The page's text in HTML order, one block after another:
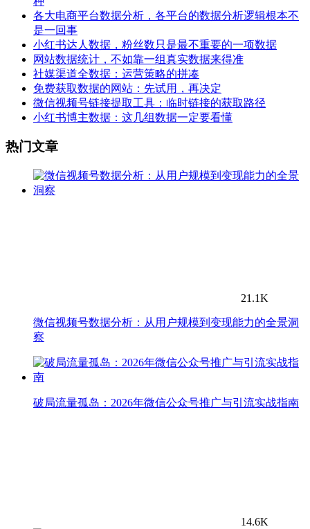
各大电商平台数据分析，各平台的数据分析逻辑根本不
是一回事
小红书达人数据，粉丝数只是最不重要的一项数据
网站数据统计，不如靠一组真实数据来得准
社媒渠道全数据：运营策略的拼凑
免费获取数据的网站：先试用，再决定
微信视频号链接提取工具：临时链接的获取路径
小红书博主数据：这几组数据一定要看懂
热门文章
21.1K
微信视频号数据分析：从用户规模到变现能力的全景洞
察
破局流量孤岛：2026年微信公众号推广与引流实战指南
14.6K